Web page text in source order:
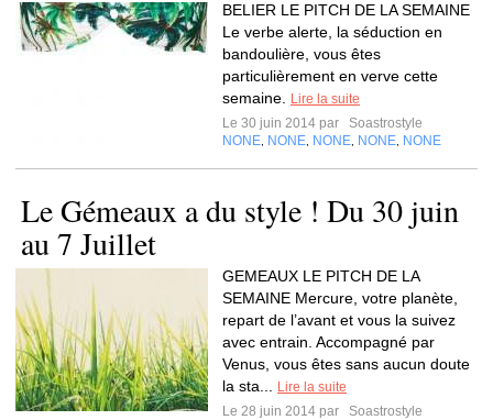
BELIER LE PITCH DE LA SEMAINE
Le verbe alerte, la séduction en
bandoulière, vous êtes
particulièrement en verve cette
semaine.
Lire la suite
Le 30 juin 2014 par
Soastrostyle
NONE NONE NONE NONE NONE
Le Gémeaux a du style ! Du 30 juin
au 7 Juillet
GEMEAUX LE PITCH DE LA
SEMAINE Mercure, votre planète,
repart de l’avant et vous la suivez
avec entrain. Accompagné par
Venus, vous êtes sans aucun doute
la sta...
Lire la suite
Le 28 juin 2014 par
Soastrostyle